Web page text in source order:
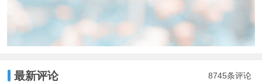
8745条评论
最新评论